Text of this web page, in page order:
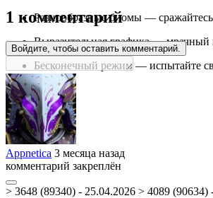
Разнообразные биомы —
Выразительная графика — мрачный
Бесконечный режим — испытайте
1 комментарий
Войдите, чтобы оставить комментарий.
Appnetica 3 месяца назад
комментарий закреплён
> 3648 (89340) - 25.04.2026 > 4089